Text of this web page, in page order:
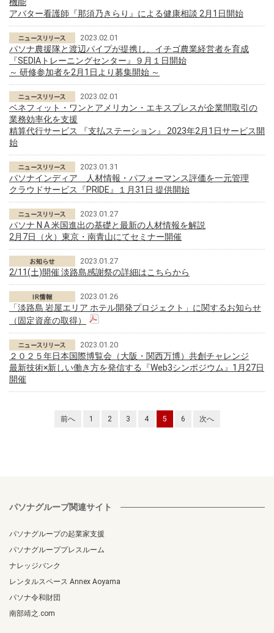
アバター看護師『那須乃きらり』による健康相談 2月1日開始
2023.02.01
パソナ農援隊と渡辺パイプが提携し、イチゴ農業経営者を育成
『SEDIAトレーニングセンター』９月１日開始
～ 研修参加者を2月1日より募集開始 ～
2023.02.01
ベネフィット・ワンとアメリカン・エキスプレスが企業間取引の
業務効率化を支援
精算代行サービス 『支払ステーション』 2023年2月1日サービス開
始
2023.01.31
パソナインディア 人材情報・パフォーマンス評価を一元管理
クラウドサービス『PRIDE』１月31日 提供開始
2023.01.27
パソナ N A 米国進出の基礎と最新の人材情報を解説
2月7日（火）東京・南青山にてセミナー開催
2023.01.27
2/11(土)開催 淡路島感謝祭の詳細はこちらから
2023.01.26
「淡路島 岩屋エリア ホテル開発プロジェクト」に関するお知らせ
（固定資産の取得）
2023.01.20
２０２５年日本国際博覧会（大阪・関西万博）共創チャレンジ
最新技術×新しい働き方を発信する『Web3シンポジウム』1月27日
開催
前へ 1 2 3 4 5 6 次へ
パソナグループ関連サイト
パソナグループの起業家支援
パソナグループプレスルーム
ナレッジバンク
レンタルスペース Annex Aoyama
パソナ令和財団
南部靖之.com